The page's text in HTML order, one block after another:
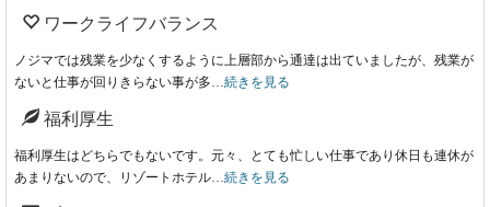
ワークライフバランス
ノジマでは残業を少なくするように上層部から通達は出ていましたが、残業が
ないと仕事が回りきらない事が多…続きを見る
福利厚生
福利厚生はどちらでもないです。元々、とても忙しい仕事であり休日も連休が
あまりないので、リゾートホテル…続きを見る